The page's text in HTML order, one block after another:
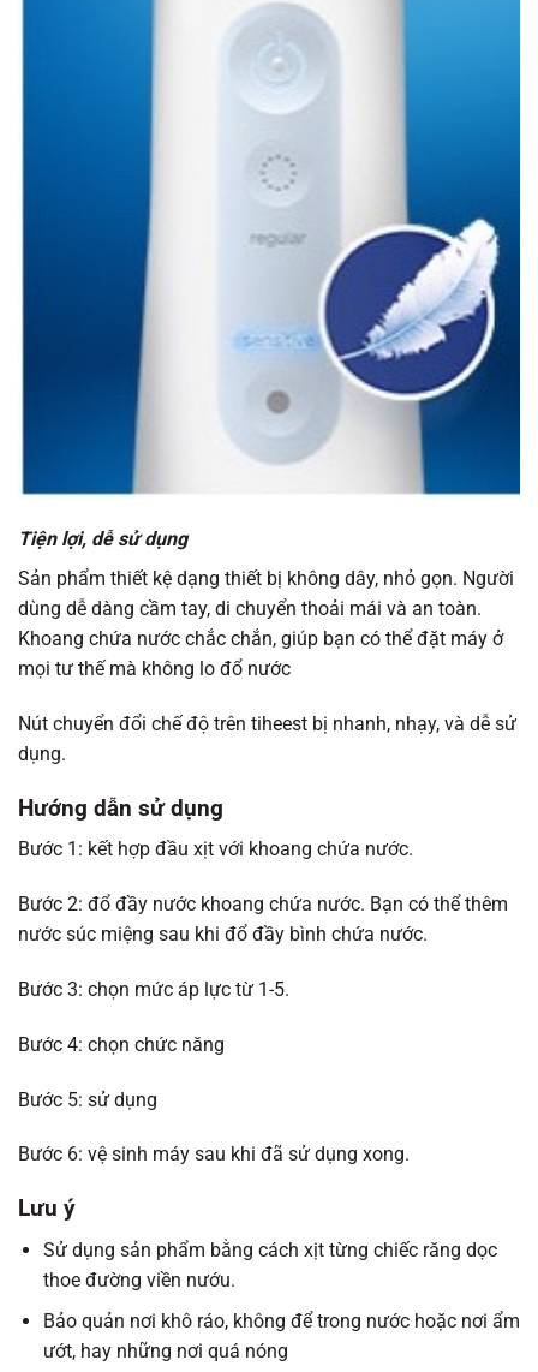
Tiện lợi, dễ sử dụng
Sản phẩm thiết kệ dạng thiết bị không dây, nhỏ gọn. Người
dùng dễ dàng cầm tay, di chuyển thoải mái và an toàn.
Khoang chứa nước chắc chắn, giúp bạn có thể đặt máy ở
mọi tư thế mà không lo đổ nước
Nút chuyển đổi chế độ trên tiheest bị nhanh, nhạy, và dễ sử
dụng.
Hướng dẫn sử dụng
Bước 1: kết hợp đầu xịt với khoang chứa nước.
Bước 2: đổ đầy nước khoang chứa nước. Bạn có thể thêm
nước súc miệng sau khi đổ đầy bình chứa nước.
Bước 3: chọn mức áp lực từ 1-5.
Bước 4: chọn chức năng
Bước 5: sử dụng
Bước 6: vệ sinh máy sau khi đã sử dụng xong.
Lưu ý
Sử dụng sản phẩm bằng cách xịt từng chiếc răng dọc
thoe đường viền nướu.
Bảo quản nơi khô ráo, không để trong nước hoặc nơi ẩm
ướt, hay những nơi quá nóng